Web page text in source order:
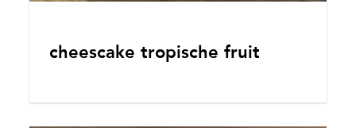
cheescake tropische fruit